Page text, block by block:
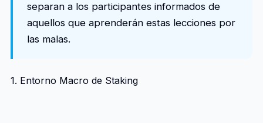
separan a los participantes informados de
aquellos que aprenderán estas lecciones por
las malas.
1. Entorno Macro de Staking